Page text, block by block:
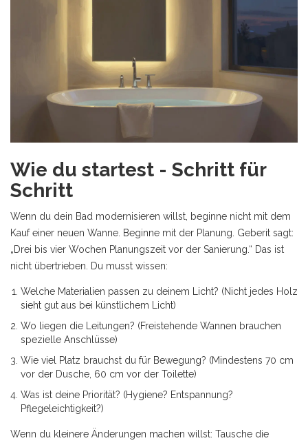
Wie du startest - Schritt für
Schritt
Wenn du dein Bad modernisieren willst, beginne nicht mit dem
Kauf einer neuen Wanne. Beginne mit der Planung. Geberit sagt:
„Drei bis vier Wochen Planungszeit vor der Sanierung.“ Das ist
nicht übertrieben. Du musst wissen:
Welche Materialien passen zu deinem Licht? (Nicht jedes Holz
sieht gut aus bei künstlichem Licht)
Wo liegen die Leitungen? (Freistehende Wannen brauchen
spezielle Anschlüsse)
Wie viel Platz brauchst du für Bewegung? (Mindestens 70 cm
vor der Dusche, 60 cm vor der Toilette)
Was ist deine Priorität? (Hygiene? Entspannung?
Pflegeleichtigkeit?)
Wenn du kleinere Änderungen machen willst: Tausche die